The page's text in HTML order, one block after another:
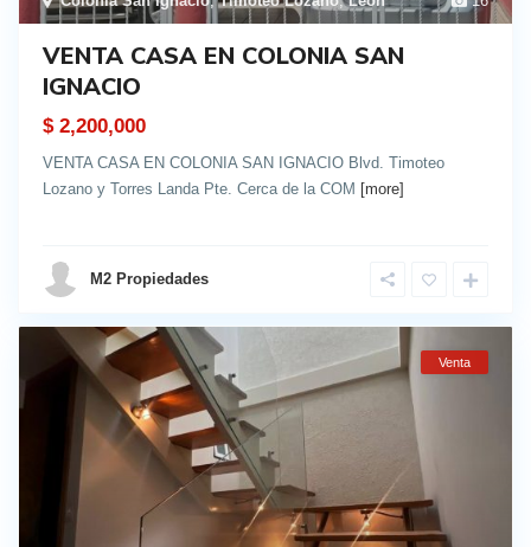
VENTA CASA EN COLONIA SAN
IGNACIO
$ 2,200,000
VENTA CASA EN COLONIA SAN IGNACIO Blvd. Timoteo
Lozano y Torres Landa Pte. Cerca de la COM [more]
M2 Propiedades
Venta